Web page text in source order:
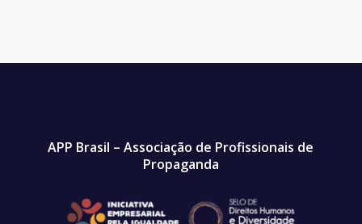
APP Brasil – Associação de Profissionais de
Propaganda